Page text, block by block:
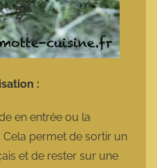
:
en entrée ou la
permet de sortir un
et de rester sur une